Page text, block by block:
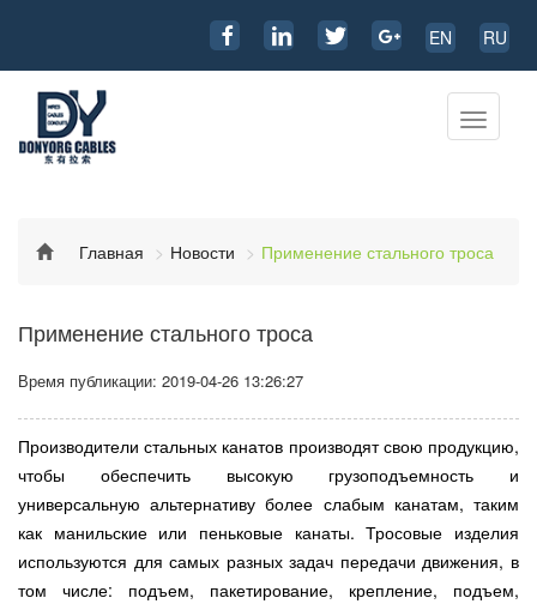
EN RU
Главная Новости Применение стального троса
Применение стального троса
Время публикации: 2019-04-26 13:26:27
Производители стальных канатов производят свою продукцию,
чтобы обеспечить высокую грузоподъемность и
универсальную альтернативу более слабым канатам, таким
как манильские или пеньковые канаты. Тросовые изделия
используются для самых разных задач передачи движения, в
том числе: подъем, пакетирование, крепление, подъем,